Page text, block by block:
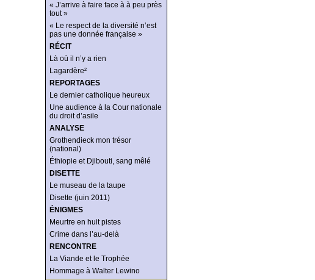
« J’arrive à faire face à à peu près
tout »
« Le respect de la diversité n’est
pas une donnée française »
RÉCIT
Là où il n’y a rien
Lagardère²
REPORTAGES
Le dernier catholique heureux
Une audience à la Cour nationale
du droit d’asile
ANALYSE
Grothendieck mon trésor
(national)
Éthiopie et Djibouti, sang mêlé
DISETTE
Le museau de la taupe
Disette (juin 2011)
ÉNIGMES
Meurtre en huit pistes
Crime dans l’au-delà
RENCONTRE
La Viande et le Trophée
Hommage à Walter Lewino